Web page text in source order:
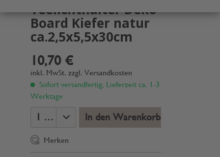
Teelichthalter Deko
Board Kiefer natur
ca.2,5x5,5x30cm
10,70 €
inkl. MwSt. zzgl. Versandkosten
Sofort versandfertig, Lieferzeit ca. 1-3
Werktage
In den Warenkorb
Merken